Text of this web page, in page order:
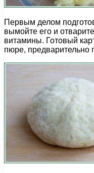
Первым делом
вымойте его и
витамины. Готовый
пюре, предварительно